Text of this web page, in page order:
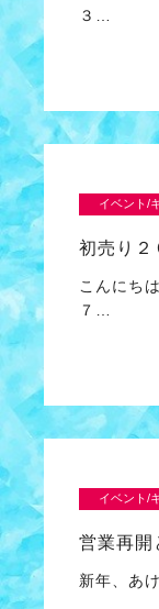
３…
イベント/
初売り２
こんにち
７…
イベント/
営業再開
新年、あ